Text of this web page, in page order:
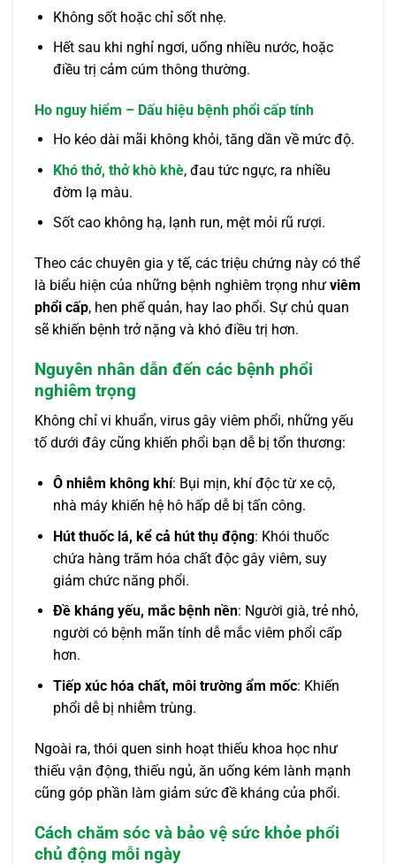
Không sốt hoặc chỉ sốt nhẹ.
Hết sau khi nghỉ ngơi, uống nhiều nước, hoặc
điều trị cảm cúm thông thường.
Ho nguy hiểm – Dấu hiệu bệnh phổi cấp tính
Ho kéo dài mãi không khỏi, tăng dần về mức độ.
Khó thở, thở khò khè, đau tức ngực, ra nhiều
đờm lạ màu.
Sốt cao không hạ, lạnh run, mệt mỏi rũ rượi.
Theo các chuyên gia y tế, các triệu chứng này có thể
là biểu hiện của những bệnh nghiêm trọng như viêm
phổi cấp, hen phế quản, hay lao phổi. Sự chủ quan
sẽ khiến bệnh trở nặng và khó điều trị hơn.
Nguyên nhân dẫn đến các bệnh phổi
nghiêm trọng
Không chỉ vi khuẩn, virus gây viêm phổi, những yếu
tố dưới đây cũng khiến phổi bạn dễ bị tổn thương:
Ô nhiễm không khí: Bụi mịn, khí độc từ xe cộ,
nhà máy khiến hệ hô hấp dễ bị tấn công.
Hút thuốc lá, kể cả hút thụ động: Khói thuốc
chứa hàng trăm hóa chất độc gây viêm, suy
giảm chức năng phổi.
Đề kháng yếu, mắc bệnh nền: Người già, trẻ nhỏ,
người có bệnh mãn tính dễ mắc viêm phổi cấp
hơn.
Tiếp xúc hóa chất, môi trường ẩm mốc: Khiến
phổi dễ bị nhiễm trùng.
Ngoài ra, thói quen sinh hoạt thiếu khoa học như
thiếu vận động, thiếu ngủ, ăn uống kém lành mạnh
cũng góp phần làm giảm sức đề kháng của phổi.
Cách chăm sóc và bảo vệ sức khỏe phổi
chủ động mỗi ngày